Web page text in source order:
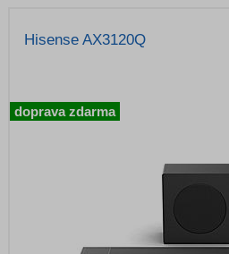
Hisense AX3120Q
doprava zdarma